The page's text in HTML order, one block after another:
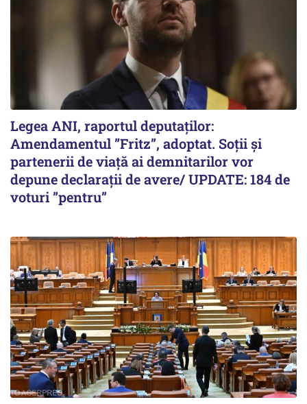
Legea ANI, raportul deputaților:
Amendamentul ”Fritz”, adoptat. Soții și
partenerii de viață ai demnitarilor vor
depune declarații de avere/ UPDATE: 184 de
voturi ”pentru”